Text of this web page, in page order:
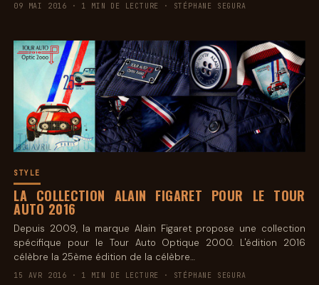
09 MAI 2016 · 1 MIN DE LECTURE · STÉPHANE SEGURA
STYLE
LA COLLECTION ALAIN FIGARET POUR LE TOUR
AUTO 2016
Depuis 2009, la marque Alain Figaret propose une collection
spécifique pour le Tour Auto Optique 2000. L'édition 2016
célèbre la 25ème édition de la célèbre…
15 AVR 2016 · 1 MIN DE LECTURE · STÉPHANE SEGURA